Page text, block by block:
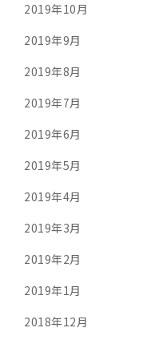
2019年10月
2019年9月
2019年8月
2019年7月
2019年6月
2019年5月
2019年4月
2019年3月
2019年2月
2019年1月
2018年12月